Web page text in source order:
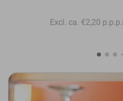
Excl. ca. €2,20